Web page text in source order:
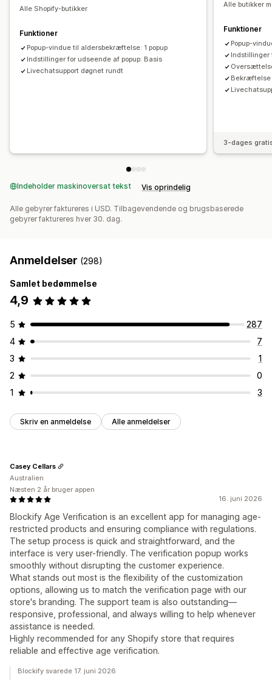
Alle Shopify-butikker
Funktioner
Popup-vindue til aldersbekræftelse: 1 popup
Indstillinger for udseende af popup: Basis
Livechatsupport døgnet rundt
Alle butikker
Funktioner
Popup-
Indstillinger
Bekræftelse
3-dages
Indeholder maskinoversat tekst Vis oprindelig
Alle gebyrer faktureres i USD. Tilbagevendende og brugsbaserede
gebyrer faktureres hver 30. dag.
Anmeldelser (298)
Samlet bedømmelse
4,9
5
287
4
7
3
1
2
0
1
3
Skriv en anmeldelse Alle anmeldelser
16. juni 2026
Blockify Age Verification is an excellent app for managing age-
restricted products and ensuring compliance with regulations.
The setup process is quick and straightforward, and the
interface is very user-friendly. The verification popup works
smoothly without disrupting the customer experience.
What stands out most is the flexibility of the customization
options, allowing us to match the verification page with our
store's branding. The support team is also outstanding—
responsive, professional, and always willing to help whenever
assistance is needed.
Highly recommended for any Shopify store that requires
reliable and effective age verification.
Casey Cellars
Australien
Næsten 2 år bruger appen
Blockify svarede 17. juni 2026